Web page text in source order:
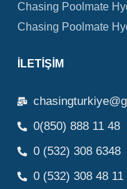
Chasing Poolmate
Chasing Poolmate
İLETIŞIM
0(850) 888 11 48
0 (532) 308 6348
0 (532) 308 48 11